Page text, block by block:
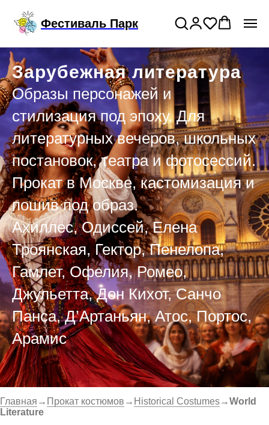
Фестиваль Парк
костюмов
Зарубежная литература
Образы персонажей и
стилизация под эпоху. Для
литературных вечеров, школьных
постановок, театра и фотосессий.
Прокат в Москве, кастомизация и
пошив под образ.
Ахиллес, Одиссей, Елена
Троянская, Гектор, Пенелопа,
Гамлет, Офелия, Ромео,
Джульетта, Дон Кихот, Санчо
Панса, Д’Артаньян, Атос, Портос,
Арамис
Главная → Прокат костюмов → Historical Costumes→World
Literature